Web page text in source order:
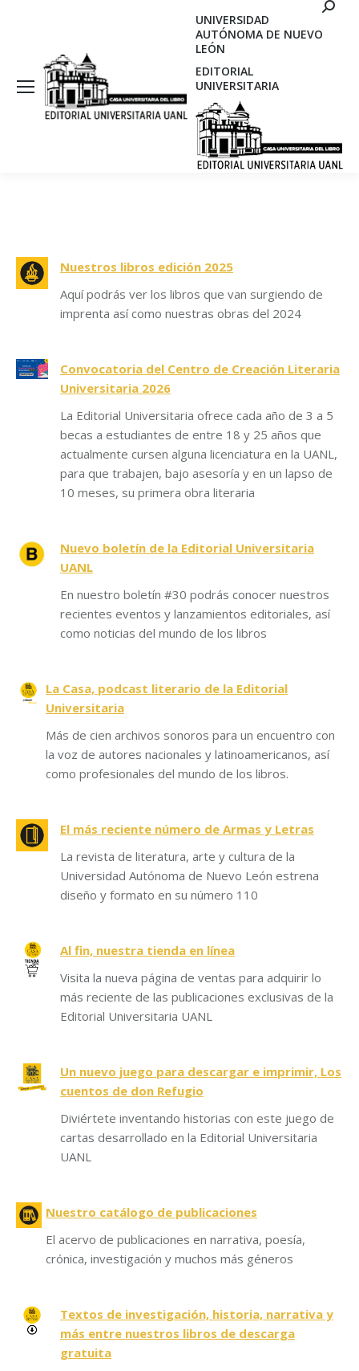
UNIVERSIDAD
AUTÓNOMA DE NUEVO
LEÓN
EDITORIAL
UNIVERSITARIA
Nuestros libros edición 2025
Aquí podrás ver los libros que van surgiendo de
imprenta así como nuestras obras del 2024
Convocatoria del Centro de Creación Literaria
Universitaria 2026
La Editorial Universitaria ofrece cada año de 3 a 5
becas a estudiantes de entre 18 y 25 años que
actualmente cursen alguna licenciatura en la UANL,
para que trabajen, bajo asesoría y en un lapso de
10 meses, su primera obra literaria
Nuevo boletín de la Editorial Universitaria
UANL
En nuestro boletín #30 podrás conocer nuestros
recientes eventos y lanzamientos editoriales, así
como noticias del mundo de los libros
La Casa, podcast literario de la Editorial
Universitaria
Más de cien archivos sonoros para un encuentro con
la voz de autores nacionales y latinoamericanos, así
como profesionales del mundo de los libros.
El más reciente número de Armas y Letras
La revista de literatura, arte y cultura de la
Universidad Autónoma de Nuevo León estrena
diseño y formato en su número 110
Al fin, nuestra tienda en línea
Visita la nueva página de ventas para adquirir lo
más reciente de las publicaciones exclusivas de la
Editorial Universitaria UANL
Un nuevo juego para descargar e imprimir, Los
cuentos de don Refugio
Diviértete inventando historias con este juego de
cartas desarrollado en la Editorial Universitaria
UANL
Nuestro catálogo de publicaciones
El acervo de publicaciones en narrativa, poesía,
crónica, investigación y muchos más géneros
Textos de investigación, historia, narrativa y
más entre nuestros libros de descarga
gratuita